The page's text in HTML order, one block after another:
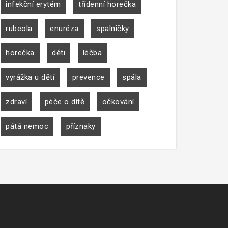
infekční erytém třídenní horečka
rubeola enuréza spalničky
horečka děti léčba
vyrážka u dětí prevence spála
zdraví péče o dítě očkování
pátá nemoc příznaky